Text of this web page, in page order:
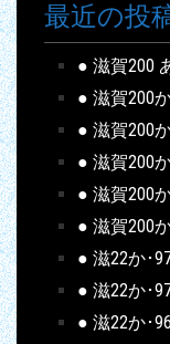
最近の投
● 滋賀200
● 滋賀200
● 滋賀200
● 滋賀200
● 滋賀200
● 滋賀200
● 滋22か･
● 滋22か･
● 滋22か･